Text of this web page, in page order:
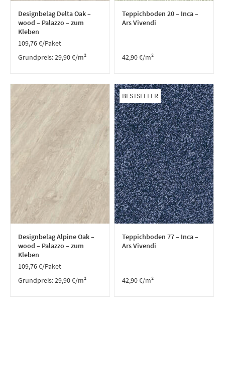
Designbelag Delta Oak –
wood – Palazzo – zum
Kleben
109,76€/Paket
Grundpreis:29,90€/m²
Teppichboden 20 – Inca –
Ars Vivendi
42,90€/m²
Designbelag Alpine Oak –
wood – Palazzo – zum
Kleben
109,76€/Paket
Grundpreis:29,90€/m²
BESTSELLER
Teppichboden 77 – Inca –
Ars Vivendi
42,90€/m²